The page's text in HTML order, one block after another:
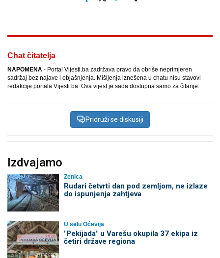
Facebook
Chat čitatelja
NAPOMENA - Portal Vijesti.ba zadržava pravo da obriše neprimjeren
sadržaj bez najave i objašnjenja. Mišljenja iznešena u chatu nisu stavovi
redakcije portala Vijesti.ba. Ova vijest je sada dostupna samo za čitanje.
Pridruži se diskusiji
Izdvajamo
Zenica
Rudari četvrti dan pod zemljom, ne izlaze
do ispunjenja zahtjeva
U selu Oćevija
"Pekijada" u Varešu okupila 37 ekipa iz
četiri države regiona